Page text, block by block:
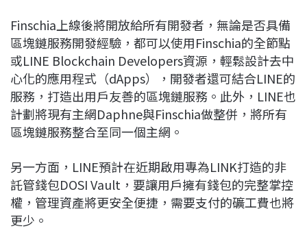
Finschia上線後將開放給所有開發者，無論是否具備
區塊鏈服務開發經驗，都可以使用Finschia的全節點
或LINE Blockchain Developers資源，輕鬆設計去中
心化的應用程式（dApps），開發者還可結合LINE的
服務，打造出用戶友善的區塊鏈服務。此外，LINE也
計劃將現有主網Daphne與Finschia做整併，將所有
區塊鏈服務整合至同一個主網。
另一方面，LINE預計在近期啟用專為LINK打造的非
託管錢包DOSI Vault，要讓用戶擁有錢包的完整掌控
權，管理資產將更安全便捷，需要支付的礦工費也將
更少。